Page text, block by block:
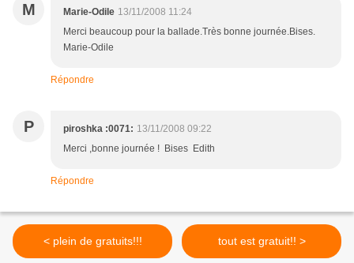
M Marie-Odile 13/11/2008 11:24
Merci beaucoup pour la ballade.Très bonne journée.Bises.
Marie-Odile
Répondre
P piroshka :0071: 13/11/2008 09:22
Merci ,bonne journée ! Bises Edith
Répondre
< plein de gratuits!!! tout est gratuit!! >